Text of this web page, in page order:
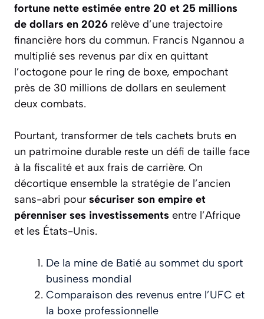
fortune nette estimée entre 20 et 25 millions
de dollars en 2026 relève d’une trajectoire
financière hors du commun. Francis Ngannou a
multiplié ses revenus par dix en quittant
l’octogone pour le ring de boxe, empochant
près de 30 millions de dollars en seulement
deux combats.
Pourtant, transformer de tels cachets bruts en
un patrimoine durable reste un défi de taille face
à la fiscalité et aux frais de carrière. On
décortique ensemble la stratégie de l’ancien
sans-abri pour sécuriser son empire et
pérenniser ses investissements entre l’Afrique
et les États-Unis.
De la mine de Batié au sommet du sport
business mondial
Comparaison des revenus entre l’UFC et
la boxe professionnelle